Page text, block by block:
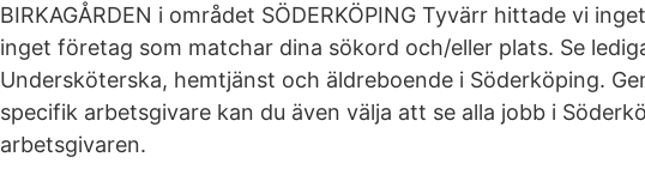
BIRKAGÅRDEN i området SÖDERKÖPING Tyvärr hittade vi
inget företag som matchar dina sökord och/eller plats. Se
Undersköterska, hemtjänst och äldreboende i Söderköping.
specifik arbetsgivare kan du även välja att se alla jobb i
arbetsgivaren.